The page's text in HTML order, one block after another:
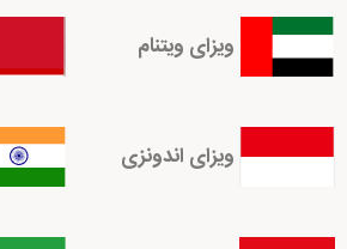
ویزای ویتنام
ویزای اندونزی